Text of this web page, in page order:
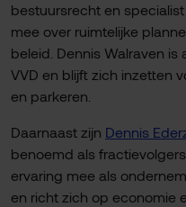
bestuursrecht en
mee over ruimtelijke
beleid. Dennis Walraven
VVD en blijft zich inzetten
en parkeren.
Daarnaast zijn Dennis
benoemd als
ervaring mee als
en richt zich op economie